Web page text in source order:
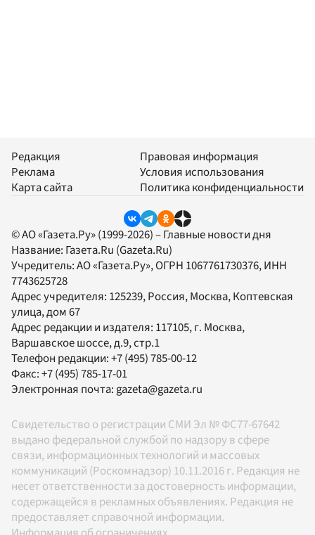
Редакция
Реклама
Карта сайта
Правовая информация
Условия использования
Политика конфиденциальности
© АО «Газета.Ру» (1999-2026) – Главные новости дня
Название: Газета.Ru (Gazeta.Ru)
Учредитель:АО «Газета.Ру», ОГРН 1067761730376, ИНН
7743625728
Адрес учредителя: 125239, Россия, Москва, Коптевская
улица, дом 67
Адрес редакции и издателя: 117105, г. Москва,
Варшавское шоссе, д.9, стр.1
Телефон редакции:+7 (495) 785-00-12
Факс:+7 (495) 785-17-01
Электронная почта: gazeta@gazeta.ru
Свидетельство о регистрации СМИ Эл № ФС77-67642
выдано федеральной службой по надзору в сфере
связи, информационных технологий и массовых
коммуникаций (Роскомнадзор) 10.11.2016 г. Редакция не
несет ответственности за достоверность информации,
содержащейся в рекламных объявлениях. Редакция не
предоставляет справочной информации.